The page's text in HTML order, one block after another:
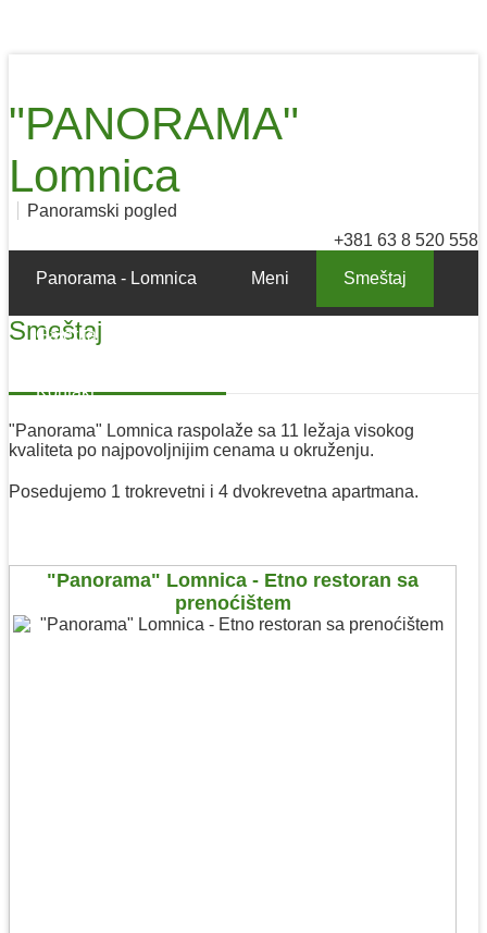
"PANORAMA"
Lomnica
Panoramski pogled
+381 63 8 520 558
Panorama - Lomnica Meni Smeštaj
Galerija
Kontakt
Smeštaj
"Panorama" Lomnica raspolaže sa 11 ležaja visokog
kvaliteta po najpovoljnijim cenama u okruženju.
Posedujemo 1 trokrevetni i 4 dvokrevetna apartmana.
"Panorama" Lomnica - Etno restoran sa
prenoćištem